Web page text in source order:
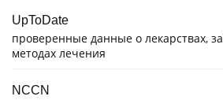
UpToDate
проверенные данные о лекарствах,
методах лечения
NCCN